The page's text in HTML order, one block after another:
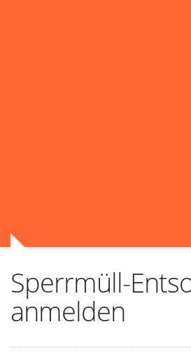
Sperrmüll-
anmelden